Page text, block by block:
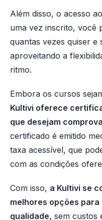
Além disso, o acesso
uma vez inscrito, você
quantas vezes quiser e
aproveitando a
ritmo.
Embora os cursos
Kultivi oferece
que desejam
certificado é emitido
taxa acessível, que
com as condições
Com isso, a Kultivi se
melhores opções
qualidade, sem custos